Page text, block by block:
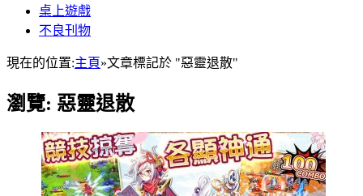
桌上遊戲
不良刊物
現在的位置:主頁»文章標記於 "惡靈退散"
瀏覽: 惡靈退散